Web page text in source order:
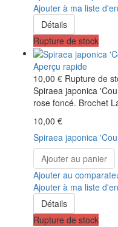
Ajouter à ma liste
Détails
Rupture de stock
Aperçu rapide
10,00 € Rupture de
Spiraea japonica
rose foncé. Brochet
10,00 €
Spiraea japonica
Ajouter au panier
Ajouter au
Ajouter à ma liste
Détails
Rupture de stock